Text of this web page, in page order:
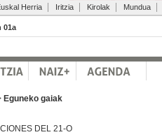
Herria Iritzia Kirolak Mundua
01a
Eguneko gaiak
DEL 21-O